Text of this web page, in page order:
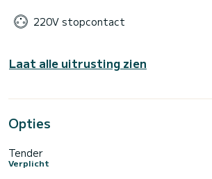
220V stopcontact
Laat alle uitrusting zien
Opties
Tender
Verplicht